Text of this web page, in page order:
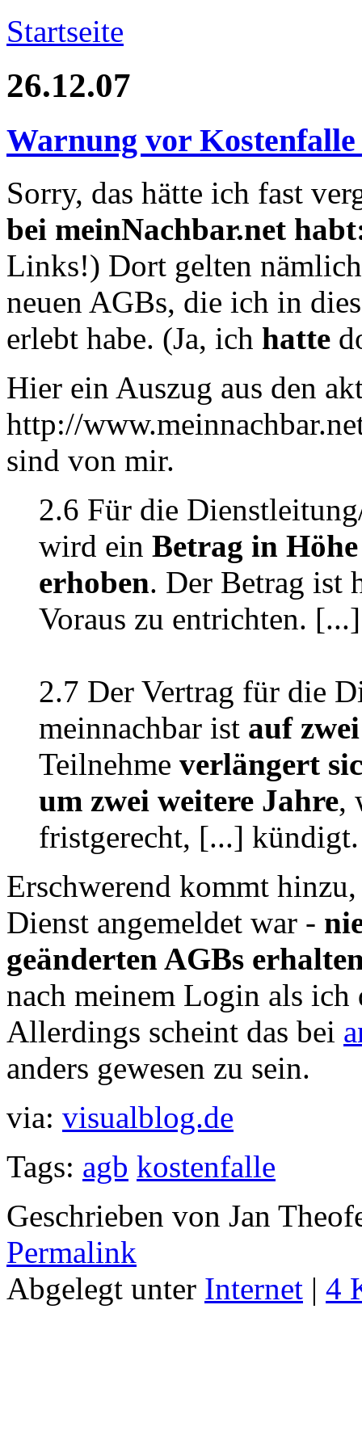
Startseite
26.12.07
Warnung vor
Sorry, das hätte ich fast
bei meinNachbar.net
Links!) Dort gelten
neuen AGBs, die ich in
erlebt habe. (Ja, ich hatte
Hier ein Auszug aus den
http://
sind von mir.
2.6 Für die
wird ein Betrag in
erhoben. Der Betrag ist
Voraus zu entrichten. [...]
2.7 Der Vertrag für die
meinnachbar ist auf
Teilnehme verlängert
um zwei weitere Jahre,
fristgerecht, [...] kündigt.
Erschwerend kommt
Dienst angemeldet war -
geänderten AGBs
nach meinem Login als ich
Allerdings scheint das bei
anders gewesen zu sein.
via: visualblog.de
Tags: agb kostenfalle
Geschrieben von Jan
Permalink
Abgelegt unter Internet | 4